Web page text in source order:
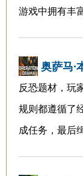
游戏中拥有丰
奥萨马·
反恐题材，玩
规则都遵循了
成任务，最后